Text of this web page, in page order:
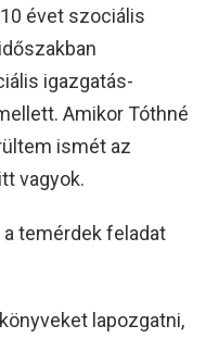
évet szociális
igazgatás-
Amikor Tóthné
ismét az
vagyok.
temérdek feladat
lapozgatni,